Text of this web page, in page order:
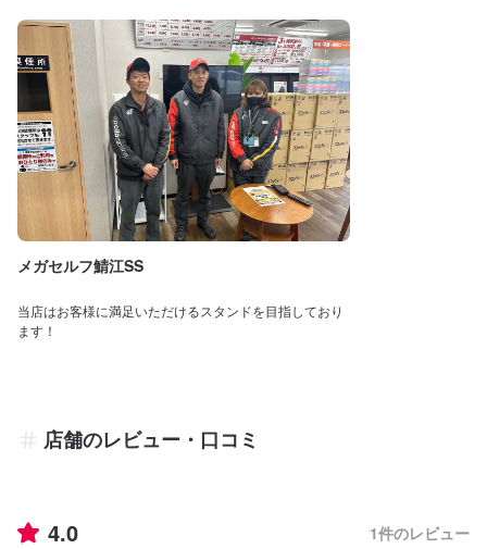
メガセルフ鯖江SS
当店はお客様に満足いただけるスタンドを目指しており
ます！
店舗のレビュー・口コミ
4.0 1件のレビュー